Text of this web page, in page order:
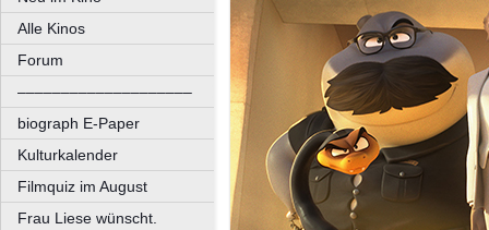
Alle Kinos
Forum
––––––––––––––––––––
biograph E-Paper
Kulturkalender
Filmquiz im August
Frau Liese wünscht.